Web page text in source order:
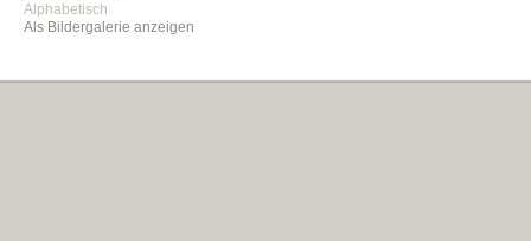
Alphabetisch
Als Bildergalerie anzeigen